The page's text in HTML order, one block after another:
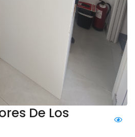
De Los